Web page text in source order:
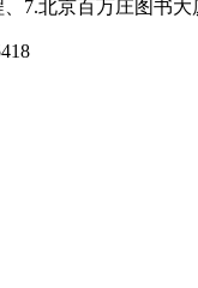
7.北京百万庄图书大